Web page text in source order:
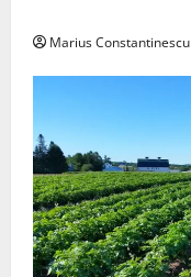
Marius Constantinescu